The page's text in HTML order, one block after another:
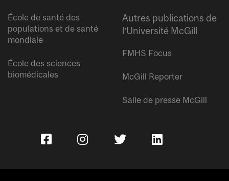
École de santé des
populations et de santé
mondiale
École des sciences
biomédicales
Autres publications de
l’Université McGill
FMHS Focus
McGill Reporter
Salle de presse McGill